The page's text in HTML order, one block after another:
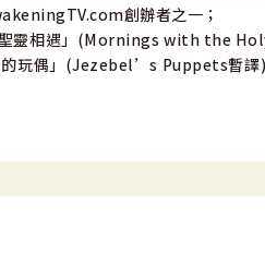
創辦者之一；
聖靈相遇」(Mornings with the
玩偶」(Jezebel’s Puppets暫